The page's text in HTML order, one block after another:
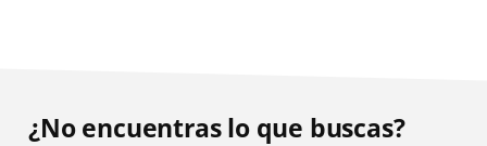
¿No encuentras lo que buscas?